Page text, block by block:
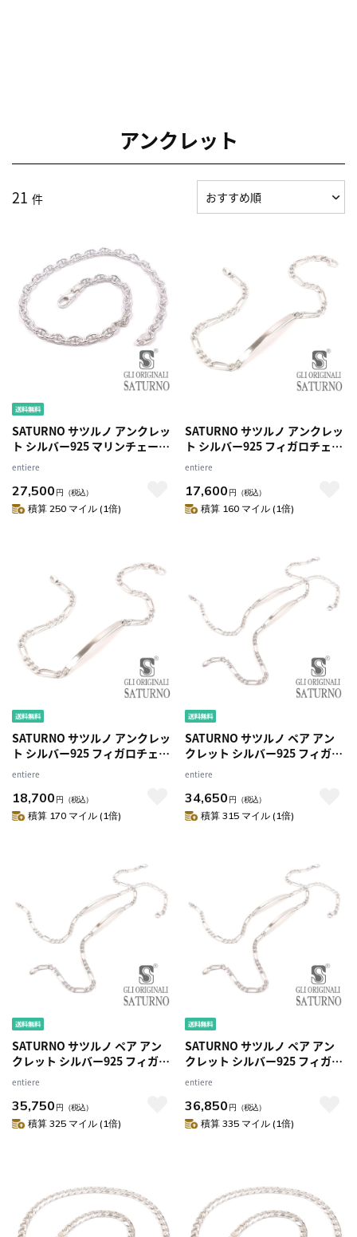
アンクレット
21 件
SATURNO サツルノ アンクレッ
ト シルバー925 マリンチェーン
約26cm メンズ レディース
entiere
27,500 円 （税込）
積算 250 マイル (1倍)
SATURNO サツルノ アンクレッ
ト シルバー925 フィガロチェー
ン 名入れ 刻印 約24cm メンズ
レディース
entiere
17,600 円 （税込）
積算 160 マイル (1倍)
SATURNO サツルノ アンクレッ
ト シルバー925 フィガロチェー
ン 名入れ 刻印 約26cm メンズ
entiere
18,700 円 （税込）
積算 170 マイル (1倍)
SATURNO サツルノ ペア アン
クレット シルバー925 フィガロ
チェーン 名入れ 刻印 24cm×2
entiere
34,650 円 （税込）
積算 315 マイル (1倍)
SATURNO サツルノ ペア アン
クレット シルバー925 フィガロ
チェーン 名入れ 刻印 24cm＆
26cm メンズ レディース
entiere
35,750 円 （税込）
積算 325 マイル (1倍)
SATURNO サツルノ ペア アン
クレット シルバー925 フィガロ
チェーン 名入れ 刻印 26cm×2
本 メンズ レディース
entiere
36,850 円 （税込）
積算 335 マイル (1倍)